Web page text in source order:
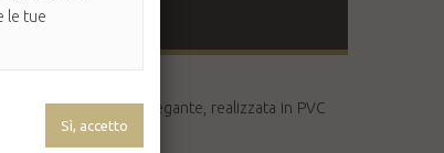
più curata ed elegante, realizzata in PVC
le tue